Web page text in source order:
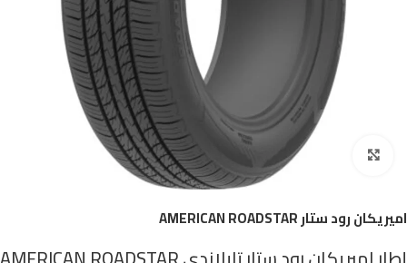
اضغط للتكبير
اميريكان رود ستار AMERICAN ROADSTAR